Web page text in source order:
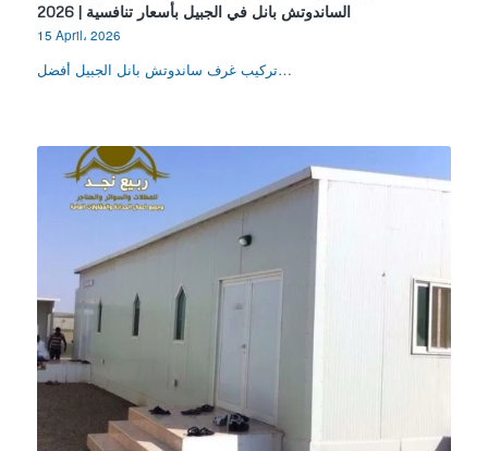
الساندوتش بانل في الجبيل بأسعار تنافسية | 2026
15 April، 2026
تركيب غرف ساندوتش بانل الجبيل أفضل…